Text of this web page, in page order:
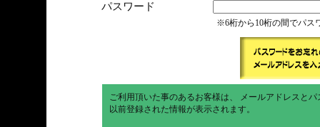
パスワード
※6桁から10桁の間でパス
ご利用頂いた事のあるお客様は、 メールアドレスと
以前登録された情報が表示されます。